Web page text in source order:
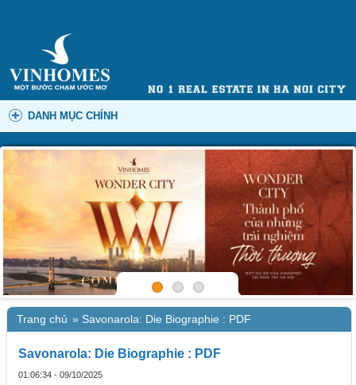
DANH MỤC CHÍNH
Trang chủ » Savonarola: Die Biographie : PDF
Savonarola: Die Biographie : PDF
01:06:34 - 09/10/2025